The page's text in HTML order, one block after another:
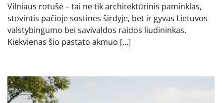
Vilniaus rotušė – tai ne tik architektūrinis paminklas,
stovintis pačioje sostinės širdyje, bet ir gyvas Lietuvos
valstybingumo bei savivaldos raidos liudininkas.
Kiekvienas šio pastato akmuo […]